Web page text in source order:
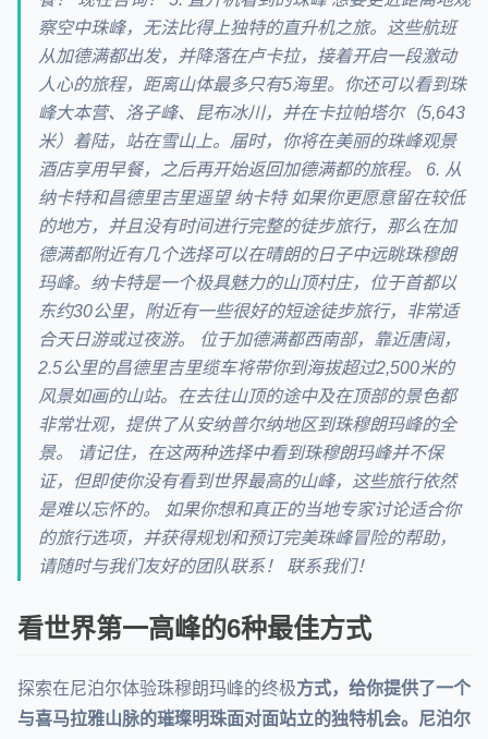
察空中珠峰，无法比得上独特的直升机之旅。这些航班
从加德满都出发，并降落在卢卡拉，接着开启一段激动
人心的旅程，距离山体最多只有5海里。你还可以看到珠
峰大本营、洛子峰、昆布冰川，并在卡拉帕塔尔（5,643
米）着陆，站在雪山上。届时，你将在美丽的珠峰观景
酒店享用早餐，之后再开始返回加德满都的旅程。 6. 从
纳卡特和昌德里吉里遥望 纳卡特 如果你更愿意留在较低
的地方，并且没有时间进行完整的徒步旅行，那么在加
德满都附近有几个选择可以在晴朗的日子中远眺珠穆朗
玛峰。纳卡特是一个极具魅力的山顶村庄，位于首都以
东约30公里，附近有一些很好的短途徒步旅行，非常适
合天日游或过夜游。 位于加德满都西南部，靠近唐阔，
2.5公里的昌德里吉里缆车将带你到海拔超过2,500米的
风景如画的山站。在去往山顶的途中及在顶部的景色都
非常壮观，提供了从安纳普尔纳地区到珠穆朗玛峰的全
景。 请记住，在这两种选择中看到珠穆朗玛峰并不保
证，但即使你没有看到世界最高的山峰，这些旅行依然
是难以忘怀的。 如果你想和真正的当地专家讨论适合你
的旅行选项，并获得规划和预订完美珠峰冒险的帮助，
请随时与我们友好的团队联系！ 联系我们！
看世界第一高峰的6种最佳方式
探索在尼泊尔体验珠穆朗玛峰的终极方式，给你提供了一个
与喜马拉雅山脉的璀璨明珠面对面站立的独特机会。尼泊尔